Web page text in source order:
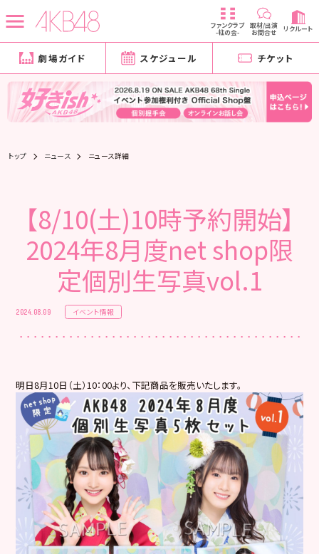
ファンクラブ
-柱の会-
取材/出演
お問合せ リクルート
劇場ガイド スケジュール チケット
トップ ニュース ニュース詳細
【8/10(土)10時予約開始】
2024年8月度net shop限
定個別生写真vol.1
2024.08.09 イベント情報
明日8月10日（土）10：00より、下記商品を販売いたします。